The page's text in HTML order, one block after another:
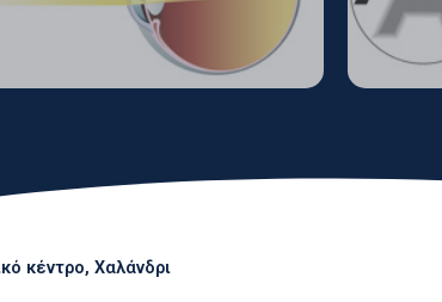
κέντρο, Χαλάνδρι